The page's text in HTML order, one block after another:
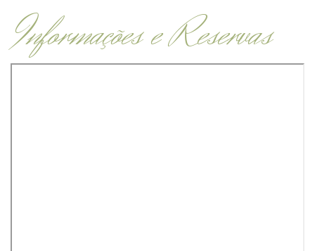
Informações e Reservas